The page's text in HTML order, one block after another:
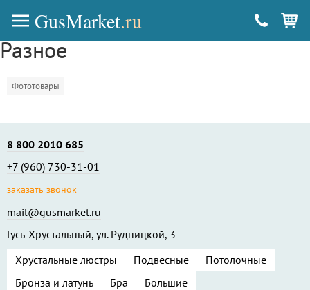
GusMarket.ru
Разное
Фототовары
Хрустальные люстры Подвесные
Потолочные
Бронза и латунь
Бра
Большие
8 800 2010 685
+7 (960) 730-31-01
заказать звонок
mail@gusmarket.ru
Гусь-Хрустальный, ул. Рудницкой, 3